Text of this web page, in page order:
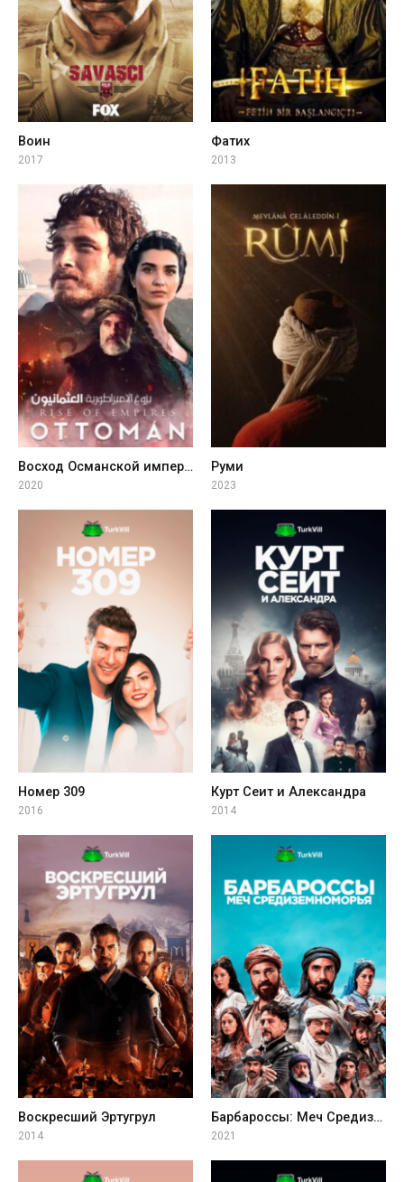
Воин
2017
Фатих
2013
Восход Османской империи
2020
Руми
2023
Номер 309
2016
Курт Сеит и Александра
2014
Воскресший Эртугрул
2014
Барбароссы: Меч Средиземноморья
2021